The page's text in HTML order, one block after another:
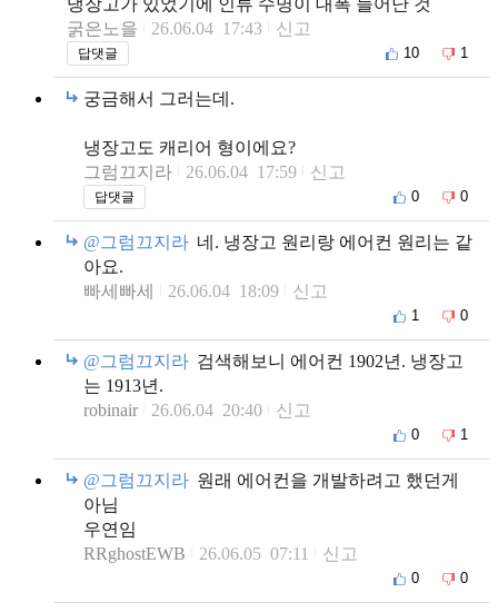
냉장고가 있었기에 인류 수명이 대폭 늘어난 것
굵은노을
26.06.04 17:43 신고
답댓글 10 1
궁금해서 그러는데.
냉장고도 캐리어 형이에요?
그럼끄지라
26.06.04 17:59 신고
답댓글 0 0
@그럼끄지라 네. 냉장고 원리랑 에어컨 원리는 같
아요.
빠세빠세
26.06.04 18:09 신고
1 0
@그럼끄지라 검색해보니 에어컨 1902년. 냉장고
는 1913년.
robinair
26.06.04 20:40 신고
0 1
@그럼끄지라 원래 에어컨을 개발하려고 했던게
아님
우연임
RRghostEWB
26.06.05 07:11 신고
0 0